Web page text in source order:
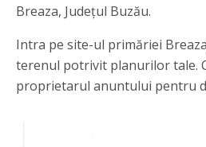
Breaza, Județul Buzău.
Intra pe site-ul primăriei
terenul potrivit planurilor tale.
proprietarul anuntului pentru